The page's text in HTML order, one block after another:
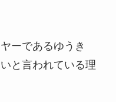
ーであるゆうき
と言われている理